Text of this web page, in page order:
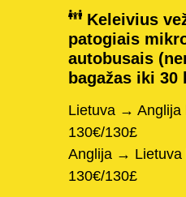
Keleivius
patogiais
autobusais
bagažas iki 30
Lietuva → Anglija
130€/130£
Anglija → Lietuva
130€/130£